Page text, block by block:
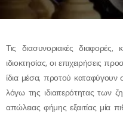
Τις διασυνοριακές
ιδιοκτησίας, οι επιχειρήσεις
ίδια μέσα, προτού καταφύγουν
λόγω της ιδιαιτερότητας των
απώλειας φήμης εξαιτίας μία